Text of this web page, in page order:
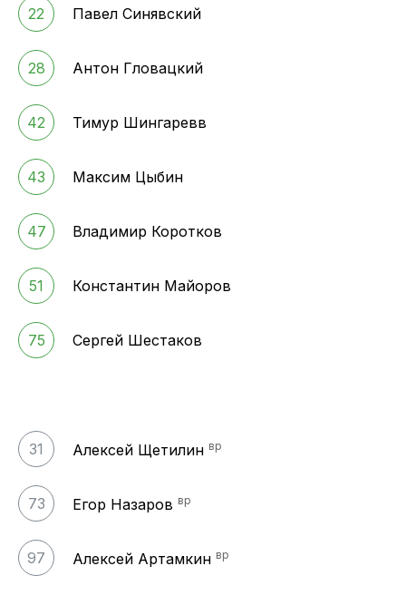
22 Павел Синявский
28 Антон Гловацкий
42 Тимур Шингаревв
43 Максим Цыбин
47 Владимир Коротков
51 Константин Майоров
75 Сергей Шестаков
31 Алексей Щетилин вр
73 Егор Назаров вр
97 Алексей Артамкин вр